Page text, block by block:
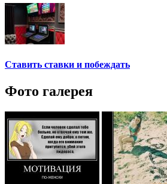
Ставить ставки и побеждать
Фото галерея